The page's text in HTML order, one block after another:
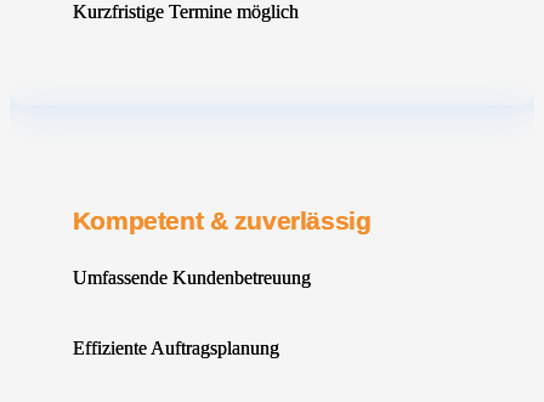
Kurzfristige Termine möglich
Kompetent & zuverlässig
Umfassende Kundenbetreuung
Effiziente Auftragsplanung